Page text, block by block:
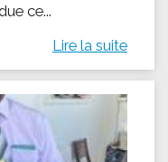
ce...
Lire la suite